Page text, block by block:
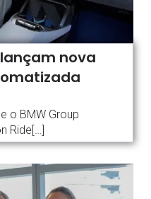
nova
o BMW Group
Ride[…]